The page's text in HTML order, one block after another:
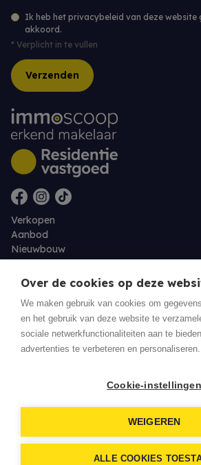
Ik heb het privacybeleid van deze website
akkoord.
* Verplicht in te vullen
Verzenden
Verkopen
Aanbod
Nieuwbouw
Over ons
Contact
Eigenaarslogin
Over de cookies op deze
We maken gebruik van cookies om
en het gebruik van deze website te
sociale netwerkfunctionaliteiten aan te
advertenties te verbeteren en personaliseren.
Cookie-instellingen
WEIGEREN
ALLE COOKIES